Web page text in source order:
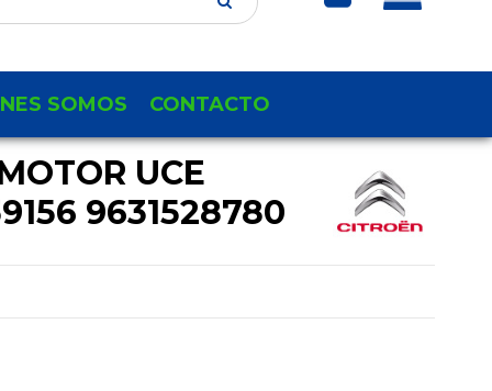
SOMOS CONTACTO
UCE
9631528780